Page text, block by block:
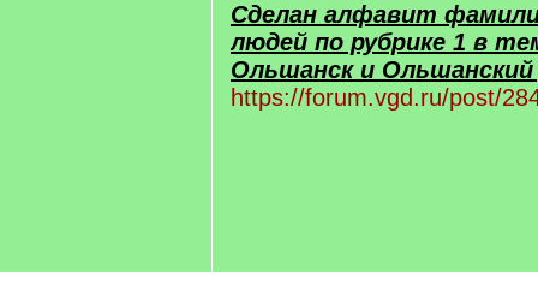
Сделан алфавит
людей по рубрике 1 в
Ольшанск и Ольшанский
https://forum.vgd.ru/post/